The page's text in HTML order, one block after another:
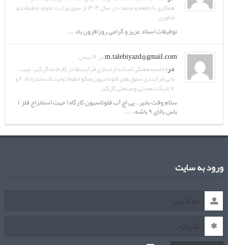
همکاری با جامعه و صنعت در سال ۱۴۰۴ از سوی وزارت علوم، تحقیقات و
فناوری
توفیقات استاد عزیز و گرامی روزافزون باد ...
m.talebiyazd@gmail.comدر ۱۶ بهمن
در:جلسه هفتگی استانداردسازی فرآیندها در کارخانه گل‌گهر: عیب
یابی فرآیندی سلول‌های فلوتاسیون ومکو خطوط تولید کنسانتره ۵، ۶ و
۷ شرکت معدنی و صنعتی گل‌گهر
سلام وقت بخیر . پی اچ آب فلوتاسیون کارگاه ( جهت استخراج فلز )
باس بالای ۹ باشه . ...
ورود به سایت